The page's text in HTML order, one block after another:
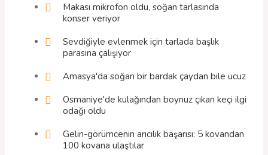
Makası mikrofon oldu, soğan tarlasında
konser veriyor
Sevdiğiyle evlenmek için tarlada başlık
parasına çalışıyor
Amasya'da soğan bir bardak çaydan bile ucuz
Osmaniye'de kulağından boynuz çıkan keçi ilgi
odağı oldu
Gelin-görümcenin arıcılık başarısı: 5 kovandan
100 kovana ulaştılar